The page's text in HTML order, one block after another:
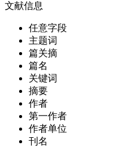
文献信息
任意字段
主题词
篇关摘
篇名
关键词
摘要
作者
第一作者
作者单位
刊名